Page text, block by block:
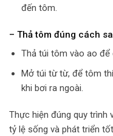
đến tôm.
– Thả tôm đúng cách
Thả túi tôm vào ao để
Mở túi từ từ, để tôm
khi bơi ra ngoài.
Thực hiện đúng quy trình
tỷ lệ sống và phát triển